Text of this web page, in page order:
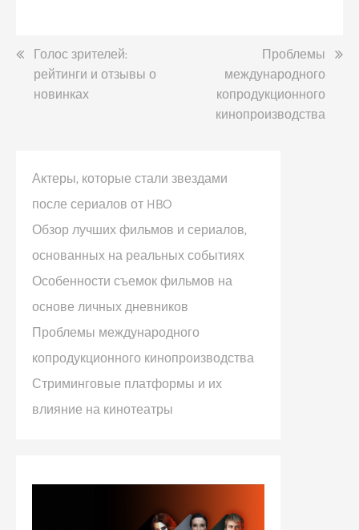
Навигация
по
Голос зрителей:
рейтинги и отзывы о
новинках
Проблемы
международного
копродукционного
кинопроизводства
Актеры, которые стали звездами
после сериалов от HBO
Обзор лучших фильмов и сериалов,
основанных на реальных событиях
Особенности съемок фильмов на
основе личных дневников
Проблемы международного
копродукционного кинопроизводства
Стриминговые платформы и их
влияние на кинотеатры